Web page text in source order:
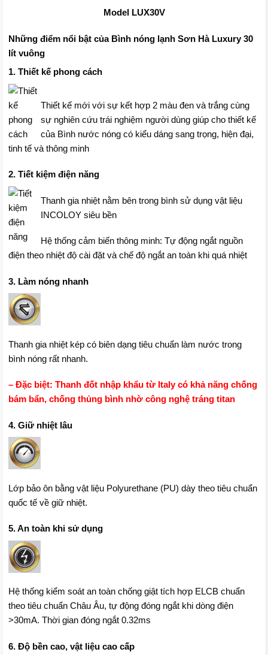
Model LUX30V
Những điểm nổi bật của Bình nóng lạnh Sơn Hà Luxury 30
lít vuông
1. Thiết kế phong cách
Thiết kế mới với sự kết hợp 2 màu đen và trắng cùng
sự nghiên cứu trái nghiệm người dùng giúp cho thiết kế
của Bình nước nóng có kiểu dáng sang trọng, hiện đại,
tinh tế và thông minh
2. Tiết kiệm điện năng
Thanh gia nhiệt nằm bên trong bình sử dụng vật liệu
INCOLOY siêu bền
Hệ thống cảm biến thông minh: Tự động ngắt nguồn
điện theo nhiệt độ cài đặt và chế độ ngắt an toàn khi quá nhiệt
3. Làm nóng nhanh
Thanh gia nhiệt kép có biên dạng tiêu chuẩn làm nước trong
bình nóng rất nhanh.
– Đặc biệt: Thanh đốt nhập khẩu từ Italy có khả năng chống
bám bẩn, chống thủng bình nhờ công nghệ tráng titan
4. Giữ nhiệt lâu
Lớp bảo ôn bằng vật liệu Polyurethane (PU) dày theo tiêu chuẩn
quốc tế về giữ nhiệt.
5. An toàn khi sử dụng
Hệ thống kiểm soát an toàn chống giật tích hợp ELCB chuẩn
theo tiêu chuẩn Châu Âu, tự động đóng ngắt khi dòng điện
>30mA. Thời gian đóng ngắt 0.32ms
6. Độ bền cao, vật liệu cao cấp